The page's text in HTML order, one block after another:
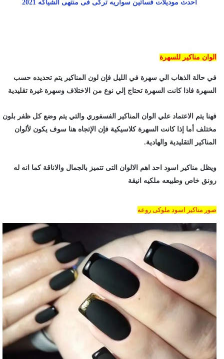
احدث موديلات فساتين سواريه تركى فى منتهى الشياكه 2021
الوان مناكير للسهرة
في حالة الذهاب الي سهرة في الليل فإن لون المناكير يتم تحديده حسب
السهرة فاذا كانت السهرة تحتاج إلي نوع من الاختلاف وسهرة غيرة تقليدية
فهنا يتم الاعتماد علي الوان المناكير الفسفوري والتي يتم وضع كل ظفر بلون
مختلف أما إذا كانت السهرة كلاسيكية فإن الإتجاه هنا سوف يكون لألوان
المناكير التقليدية والهادية.
ويظل مناكير اسود احد اهم الالوان التى تتميز بالجمال والاناقة كما انه له
رونق خاص وطبيعه ملكيه انيقة
صور مناكير اسود ملوكى روعه